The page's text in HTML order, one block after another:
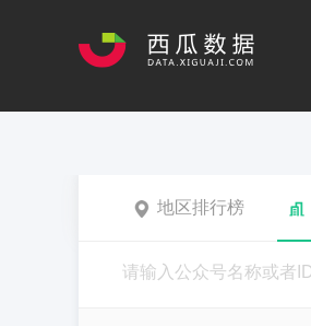
地区排行榜